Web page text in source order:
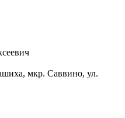
мкр. Саввино, ул.